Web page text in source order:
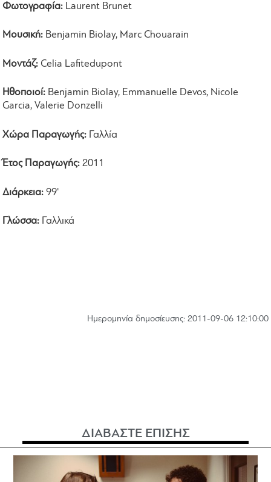
Φωτογραφία: Laurent Brunet
Μουσική: Benjamin Biolay, Marc Chouarain
Μοντάζ: Celia Lafitedupont
Ηθοποιοί: Benjamin Biolay, Emmanuelle Devos, Nicole
Garcia, Valerie Donzelli
Χώρα Παραγωγής: Γαλλία
Έτος Παραγωγής:2011
Διάρκεια:99'
Γλώσσα: Γαλλικά
Hμερομηνία δημοσίευσης: 2011-09-06 12:10:00
ΔΙΑΒΑΣΤΕ ΕΠΙΣΗΣ